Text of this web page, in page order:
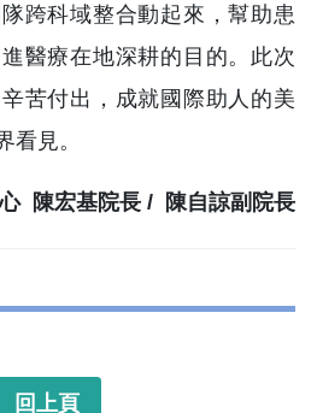
跨科域整合動起來，幫助患
醫療在地深耕的目的。此次
苦付出，成就國際助人的美
看見。
陳宏基院長 / 陳自諒副院長
回上頁